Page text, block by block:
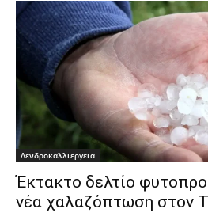
Δενδροκαλλιεργεια
Έκτακτο δελτίο
νέα χαλαζόπτωση στον